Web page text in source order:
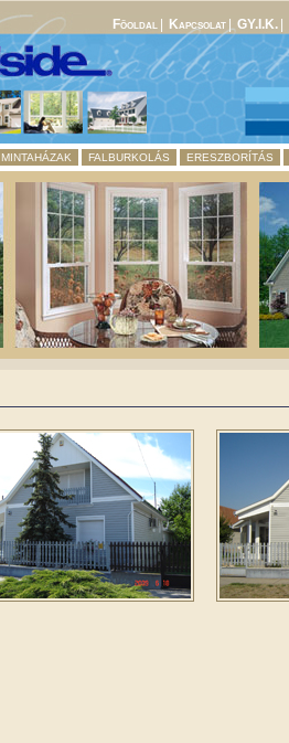
Fõoldal Kapcsolat GY.I.K.
MINTAHÁZAK FALBURKOLÁS ERESZBORÍTÁS